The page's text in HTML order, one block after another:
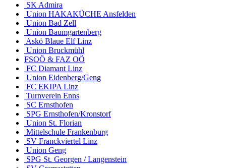
SK Admira
Union HAKAKÜCHE Ansfelden
Union Bad Zell
Union Baumgartenberg
Askö Blaue Elf Linz
Union Bruckmühl
FSOÖ & FAZ OÖ
FC Diamant Linz
Union Eidenberg/Geng
FC EKIPA Linz
Turnverein Enns
SC Ernsthofen
SPG Ernsthofen/Kronstorf
Union St. Florian
Mittelschule Frankenburg
SV Franckviertel Linz
Union Geng
SPG St. Georgen / Langenstein